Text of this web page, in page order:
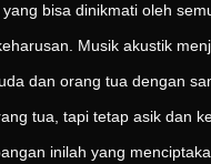
bisa dinikmati oleh
Musik akustik
dan orang tua dengan
tua, tapi tetap asik dan
inilah yang